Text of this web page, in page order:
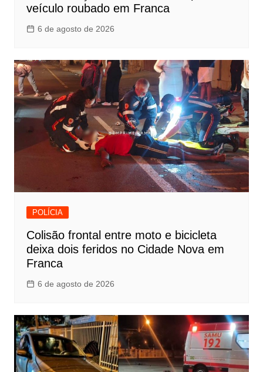
veículo roubado em Franca
6 de agosto de 2026
POLÍCIA
Colisão frontal entre moto e bicicleta
deixa dois feridos no Cidade Nova em
Franca
6 de agosto de 2026